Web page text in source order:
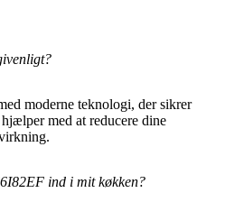
moderne teknologi, der sikrer
med at reducere dine
ind i mit køkken?